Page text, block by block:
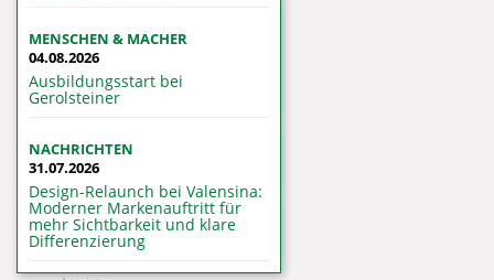
MENSCHEN & MACHER
04.08.2026
Ausbildungsstart bei
Gerolsteiner
NACHRICHTEN
31.07.2026
Design-Relaunch bei Valensina:
Moderner Markenauftritt für
mehr Sichtbarkeit und klare
Differenzierung